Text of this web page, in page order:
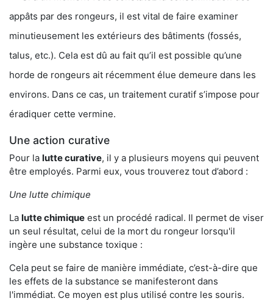
appâts par des rongeurs, il est vital de faire examiner
minutieusement les extérieurs des bâtiments (fossés,
talus, etc.). Cela est dû au fait qu’il est possible qu’une
horde de rongeurs ait récemment élue demeure dans les
environs. Dans ce cas, un traitement curatif s’impose pour
éradiquer cette vermine.
Une action curative
Pour la lutte curative, il y a plusieurs moyens qui peuvent
être employés. Parmi eux, vous trouverez tout d’abord :
Une lutte chimique
La lutte chimique est un procédé radical. Il permet de viser
un seul résultat, celui de la mort du rongeur lorsqu'il
ingère une substance toxique :
Cela peut se faire de manière immédiate, c’est-à-dire que
les effets de la substance se manifesteront dans
l'immédiat. Ce moyen est plus utilisé contre les souris.